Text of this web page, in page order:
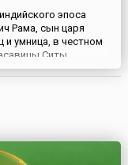
эпоса
Рама, сын царя
и умница, в честном
Ситы.
заставляет его
Ситой и млад...